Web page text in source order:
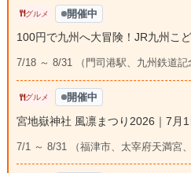
グルメ 開催中
100円で九州へ大冒険！JR九州こ
7/18 ～ 8/31 （門司港駅、九州鉄道記
グルメ 開催中
宮地嶽神社 風凛まつり2026｜7月1
7/1 ～ 8/31 （福津市、太宰府天満宮、